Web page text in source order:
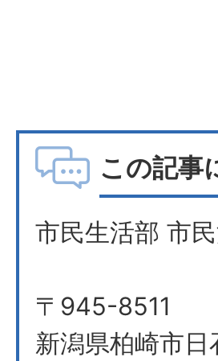
この記事
市民生活部 市
〒945-8511
新潟県柏崎市